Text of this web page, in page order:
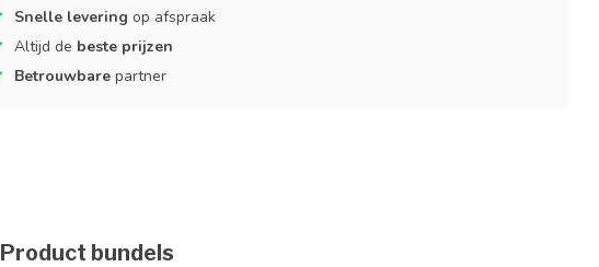
Snelle levering op afspraak
Altijd de beste prijzen
Betrouwbare partner
Product bundels